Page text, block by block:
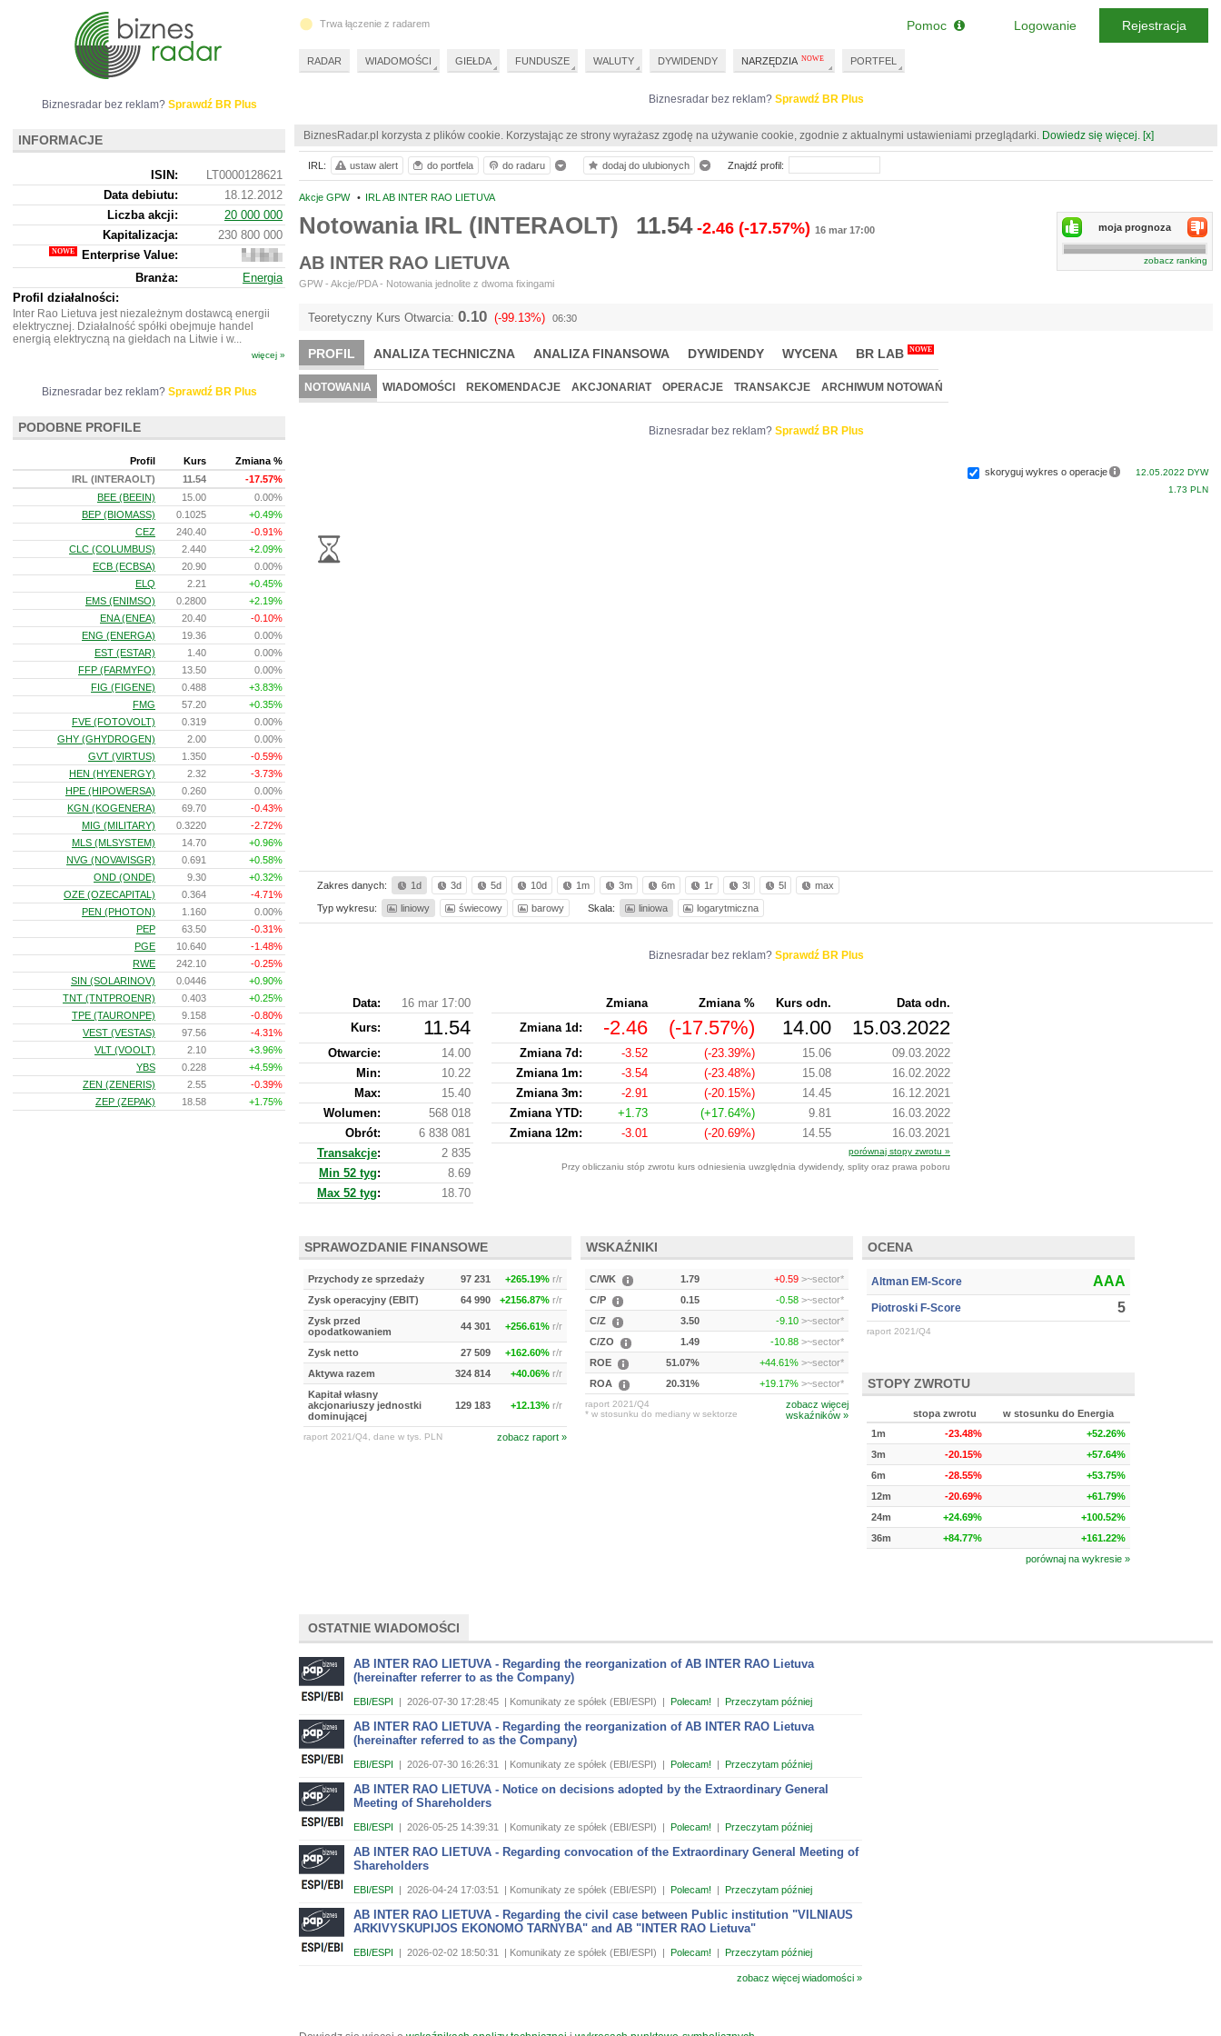
Biznesradar bez reklam? Sprawdź BR Plus
BiznesRadar.pl korzysta z plików cookie. Korzystając ze strony wyrażasz zgodę na używanie cookie, zgodnie z aktualnymi ustawieniami przeglądarki. Dowiedz się więcej. [x]
Akcje GPW • IRL AB INTER RAO LIETUVA
Notowania IRL (INTERAOLT) 11.54 -2.46 (-17.57%) 16 mar 17:00
AB INTER RAO LIETUVA
GPW - Akcje/PDA - Notowania jednolite z dwoma fixingami
moja prognoza
zobacz ranking
Teoretyczny Kurs Otwarcia: 0.10 (-99.13%) 06:30
PROFIL ANALIZA TECHNICZNA ANALIZA FINANSOWA DYWIDENDY WYCENA BR LAB NOWE
NOTOWANIA WIADOMOŚCI REKOMENDACJE AKCJONARIAT OPERACJE TRANSAKCJE ARCHIWUM NOTOWAŃ
Biznesradar bez reklam? Sprawdź BR Plus
skoryguj wykres o operacje
12.05.2022 DYW
1.73 PLN
Zakres danych: 1d 3d 5d 10d 1m 3m 6m 1r 3l 5l max
Typ wykresu: liniowy świecowy barowy Skala: liniowa logarytmiczna
Biznesradar bez reklam? Sprawdź BR Plus
Data:
16 mar 17:00
Kurs: 11.54
Otwarcie:
14.00
Min:
10.22
Max:
15.40
Wolumen:
568 018
Obrót:
6 838 081
Transakcje:
2 835
Min 52 tyg:
8.69
Max 52 tyg: 18.70
Zmiana Zmiana % Kurs odn.
Data odn.
Zmiana 1d:
-2.46 (-17.57%) 14.00 15.03.2022
Zmiana 7d: -3.52 (-23.39%) 15.06
09.03.2022
Zmiana 1m:
-3.54 (-23.48%) 15.08
16.02.2022
Zmiana 3m:
-2.91 (-20.15%) 14.45
16.12.2021
Zmiana YTD:
+1.73 (+17.64%) 9.81
16.03.2022
Zmiana 12m:
-3.01 (-20.69%) 14.55 16.03.2021
porównaj stopy zwrotu »
Przy obliczaniu stóp zwrotu kurs odniesienia uwzględnia dywidendy, splity oraz prawa poboru
SPRAWOZDANIE FINANSOWE
Przychody ze sprzedaży 97 231 +265.19% r/r
Zysk operacyjny (EBIT)
64 990 +2156.87% r/r
Zysk przed
opodatkowaniem
44 301 +256.61% r/r
Zysk netto 27 509 +162.60% r/r
Aktywa razem
324 814 +40.06% r/r
Kapitał własny
akcjonariuszy jednostki
dominującej
129 183 +12.13% r/r
raport 2021/Q4, dane w tys. PLN zobacz raport »
WSKAŹNIKI
C/WK 1.79 +0.59 >~sector*
C/P
0.15 -0.58 >~sector*
C/Z
3.50 -9.10 >~sector*
C/ZO
1.49 -10.88 >~sector*
ROE
51.07% +44.61% >~sector*
ROA
20.31% +19.17% >~sector*
raport 2021/Q4
* w stosunku do mediany w sektorze
zobacz więcej
wskaźników »
OCENA
Altman EM-Score AAA
Piotroski F-Score 5
raport 2021/Q4
STOPY ZWROTU
stopa zwrotu
w stosunku do Energia
1m
-23.48%
+52.26%
3m
-20.15%
+57.64%
6m
-28.55%
+53.75%
12m
-20.69%
+61.79%
24m
+24.69%
+100.52%
36m
+84.77%
+161.22%
porównaj na wykresie »
OSTATNIE WIADOMOŚCI
AB INTER RAO LIETUVA - Regarding the reorganization of AB INTER RAO Lietuva
(hereinafter referrer to as the Company)
EBI/ESPI 2026-07-30 17:28:45 | Komunikaty ze spółek (EBI/ESPI) Polecam! Przeczytam później
AB INTER RAO LIETUVA - Regarding the reorganization of AB INTER RAO Lietuva
(hereinafter referred to as the Company)
EBI/ESPI 2026-07-30 16:26:31 | Komunikaty ze spółek (EBI/ESPI) Polecam! Przeczytam później
AB INTER RAO LIETUVA - Notice on decisions adopted by the Extraordinary General
Meeting of Shareholders
EBI/ESPI 2026-05-25 14:39:31 | Komunikaty ze spółek (EBI/ESPI) Polecam! Przeczytam później
AB INTER RAO LIETUVA - Regarding convocation of the Extraordinary General Meeting of
Shareholders
EBI/ESPI 2026-04-24 17:03:51 | Komunikaty ze spółek (EBI/ESPI) Polecam! Przeczytam później
AB INTER RAO LIETUVA - Regarding the civil case between Public institution "VILNIAUS
ARKIVYSKUPIJOS EKONOMO TARNYBA" and AB "INTER RAO Lietuva"
EBI/ESPI 2026-02-02 18:50:31 | Komunikaty ze spółek (EBI/ESPI) Polecam! Przeczytam później
zobacz więcej wiadomości »
IRL: ustaw alert do portfela do radaru dodaj do ulubionych Znajdź profil:
Biznesradar bez reklam? Sprawdź BR Plus
INFORMACJE
ISIN:
LT0000128621
Data debiutu:
18.12.2012
Liczba akcji:
20 000 000
Kapitalizacja:
230 800 000
Enterprise Value:
138
200
280
Branża:
Energia
Profil działalności:
Inter Rao Lietuva jest niezależnym dostawcą energii
elektrycznej. Działalność spółki obejmuje handel
energią elektryczną na giełdach na Litwie i w...
więcej »
Biznesradar bez reklam? Sprawdź BR Plus
PODOBNE PROFILE
Profil Kurs
Zmiana %
IRL (INTERAOLT)
11.54
-17.57%
BEE (BEEIN)
15.00
0.00%
BEP (BIOMASS)
0.1025
+0.49%
CEZ
240.40
-0.91%
CLC (COLUMBUS)
2.440
+2.09%
ECB (ECBSA)
20.90
0.00%
ELQ
2.21
+0.45%
EMS (ENIMSO)
0.2800
+2.19%
ENA (ENEA)
20.40
-0.10%
ENG (ENERGA)
19.36
0.00%
EST (ESTAR)
1.40
0.00%
FFP (FARMYFO)
13.50
0.00%
FIG (FIGENE)
0.488
+3.83%
FMG
57.20
+0.35%
FVE (FOTOVOLT)
0.319
0.00%
GHY (GHYDROGEN)
2.00
0.00%
GVT (VIRTUS)
1.350
-0.59%
HEN (HYENERGY)
2.32
-3.73%
HPE (HIPOWERSA)
0.260
0.00%
KGN (KOGENERA)
69.70
-0.43%
MIG (MILITARY)
0.3220
-2.72%
MLS (MLSYSTEM)
14.70
+0.96%
NVG (NOVAVISGR)
0.691
+0.58%
OND (ONDE)
9.30
+0.32%
OZE (OZECAPITAL)
0.364
-4.71%
PEN (PHOTON)
1.160
0.00%
PEP
63.50
-0.31%
PGE
10.640
-1.48%
RWE
242.10
-0.25%
SIN (SOLARINOV)
0.0446
+0.90%
TNT (TNTPROENR)
0.403
+0.25%
TPE (TAURONPE)
9.158
-0.80%
VEST (VESTAS)
97.56
-4.31%
VLT (VOOLT)
2.10
+3.96%
YBS
0.228
+4.59%
ZEN (ZENERIS)
2.55
-0.39%
ZEP (ZEPAK)
18.58 +1.75%
Trwa łączenie z radarem
RADAR WIADOMOŚCI GIEŁDA FUNDUSZE WALUTY DYWIDENDY NARZĘDZIA PORTFEL
Pomoc Logowanie Rejestracja